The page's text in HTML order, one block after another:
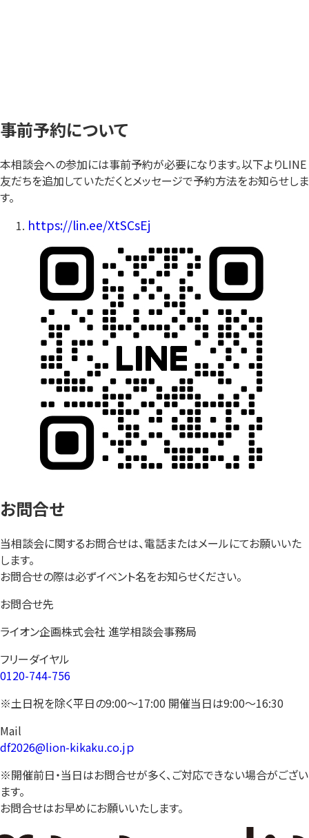
事前予約について
本相談会への参加には事前予約が必要になります。以下よりLINE
友だちを追加していただくとメッセージで予約方法をお知らせしま
す。
https://lin.ee/XtSCsEj
お問合せ
当相談会に関するお問合せは、電話またはメールにてお願いいた
します。
お問合せの際は必ずイベント名をお知らせください。
お問合せ先
ライオン企画株式会社 進学相談会事務局
フリーダイヤル
0120-744-756
※土日祝を除く平日の9:00〜17:00 開催当日は9:00〜16:30
Mail
df2026@lion-kikaku.co.jｐ
※開催前日・当日はお問合せが多く、ご対応できない場合がござい
ます。
お問合せはお早めにお願いいたします。